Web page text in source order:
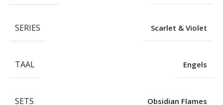
SERIES Scarlet & Violet
TAAL Engels
SETS Obsidian Flames